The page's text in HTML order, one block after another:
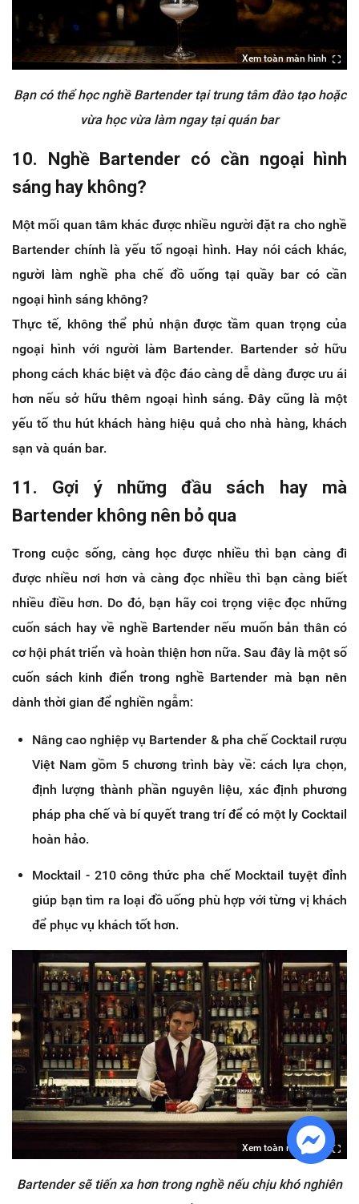
Xem toàn màn hình
Bạn có thể học nghề Bartender tại trung tâm đào tạo hoặc
vừa học vừa làm ngay tại quán bar
10. Nghề Bartender có cần ngoại hình
sáng hay không?
Một mối quan tâm khác được nhiều người đặt ra cho nghề
Bartender chính là yếu tố ngoại hình. Hay nói cách khác,
người làm nghề pha chế đồ uống tại quầy bar có cần
ngoại hình sáng không?
Thực tế, không thể phủ nhận được tầm quan trọng của
ngoại hình với người làm Bartender. Bartender sở hữu
phong cách khác biệt và độc đáo càng dễ dàng được ưu ái
hơn nếu sở hữu thêm ngoại hình sáng. Đây cũng là một
yếu tố thu hút khách hàng hiệu quả cho nhà hàng, khách
sạn và quán bar.
11. Gợi ý những đầu sách hay mà
Bartender không nên bỏ qua
Trong cuộc sống, càng học được nhiều thì bạn càng đi
được nhiều nơi hơn và càng đọc nhiều thì bạn càng biết
nhiều điều hơn. Do đó, bạn hãy coi trọng việc đọc những
cuốn sách hay về nghề Bartender nếu muốn bản thân có
cơ hội phát triển và hoàn thiện hơn nữa. Sau đây là một số
cuốn sách kinh điển trong nghề Bartender mà bạn nên
dành thời gian để nghiền ngẫm:
Nâng cao nghiệp vụ Bartender & pha chế Cocktail rượu
Việt Nam gồm 5 chương trình bày về: cách lựa chọn,
định lượng thành phần nguyên liệu, xác định phương
pháp pha chế và bí quyết trang trí để có một ly Cocktail
hoàn hảo.
Mocktail - 210 công thức pha chế Mocktail tuyệt đỉnh
giúp bạn tìm ra loại đồ uống phù hợp với từng vị khách
để phục vụ khách tốt hơn.
Xem toàn màn hình
Bartender sẽ tiến xa hơn trong nghề nếu chịu khó nghiên